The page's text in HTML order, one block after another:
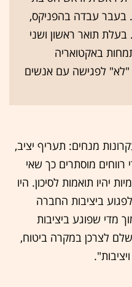
בעבר עבדה בהפניקס,
בעלת תואר ראשון ושני
באקטואריה
"לא" לפגישה עם אנשים
מנחים: תעריף יציב,
רווחים מוסתרים כך שאי
יהיו תואמות לסיכון. היו
ביציבות החברה
מדי שפוגע ביציבות
לצרכן במקרה ביטוח,